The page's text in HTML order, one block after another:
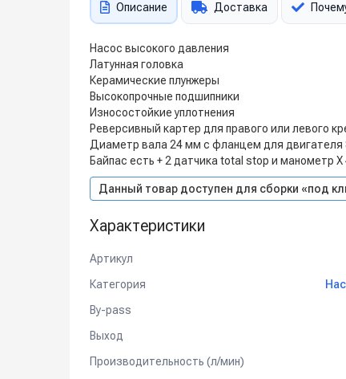
Описание Доставка
Насос высокого давления
Латунная головка
Керамические плунжеры
Высокопрочные подшипники
Износостойкие уплотнения
Реверсивный картер для правого или левого
Диаметр вала 24 мм с фланцем для двигателя
Байпас есть + 2 датчика total stop и манометр X
Данный товар доступен для сборки «под
Характеристики
Артикул
Категория
By-pass
Выход
Производительность (л/мин)